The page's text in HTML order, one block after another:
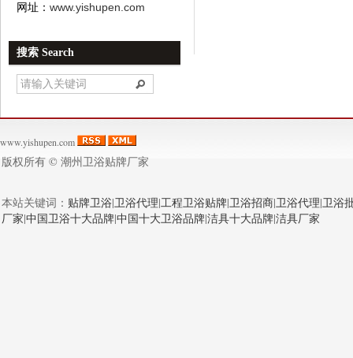
网址： www.yishupen.com
搜索 Search
www.yishupen.com
版权所有 © 潮州卫浴贴牌厂家
本站关键词： 贴牌卫浴|卫浴代理|工程卫浴贴牌|卫浴招商|卫浴代理|卫浴
厂家|中国卫浴十大品牌|中国十大卫浴品牌|洁具十大品牌|洁具厂家